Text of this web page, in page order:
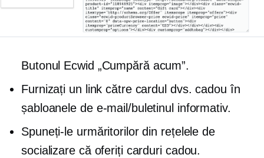
Butonul Ecwid „Cumpără acum”.
Furnizați un link către cardul dvs. cadou în
șabloanele de e-mail/buletinul informativ.
Spuneți-le urmăritorilor din rețelele de
socializare că oferiți carduri cadou.